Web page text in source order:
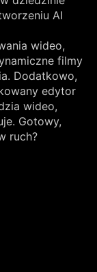
AI
wideo,
filmy
Dodatkowo,
edytor
wideo,
Gotowy,
ruch?